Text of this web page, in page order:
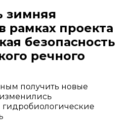
зимняя
рамках проекта
безопасность
речного
получить новые